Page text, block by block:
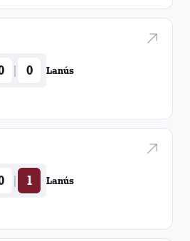
| 0 Lanús
| 1 Lanús